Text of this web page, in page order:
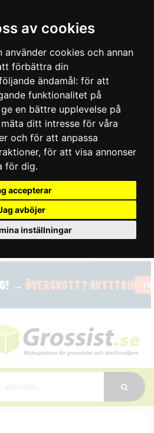
av cookies
använder cookies och annan
förbättra din
ändamål: för att
funktionalitet på
en bättre upplevelse på
ditt intresse för våra
och för att anpassa
, för att visa annonser
för dig.
accepterar
avböjer
inställningar